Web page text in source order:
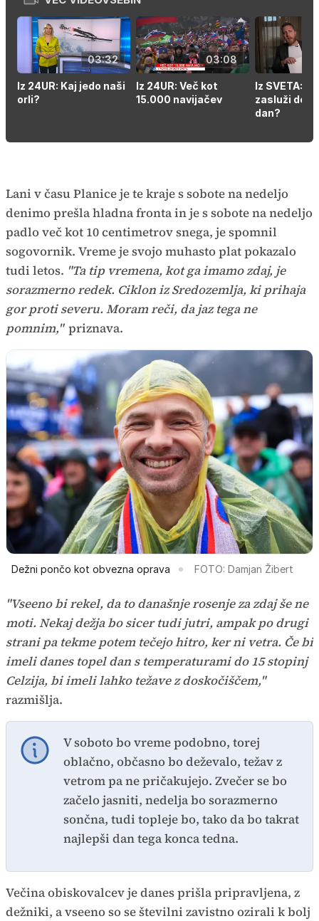
03:32
Iz 24UR: Kaj jedo naši
orli?
03:08
Iz 24UR: Več kot
15.000 navijačev
Iz SVETA:
zasluži
dan?
Lani v času Planice je te kraje s sobote na nedeljo
denimo prešla hladna fronta in je s sobote na nedeljo
padlo več kot 10 centimetrov snega, je spomnil
sogovornik. Vreme je svojo muhasto plat pokazalo
tudi letos. "Ta tip vremena, kot ga imamo zdaj, je
sorazmerno redek. Ciklon iz Sredozemlja, ki prihaja
gor proti severu. Moram reči, da jaz tega ne
pomnim," priznava.
Dežni pončo kot obvezna oprava FOTO: Damjan Žibert
"Vseeno bi rekel, da to današnje rosenje za zdaj še ne
moti. Nekaj dežja bo sicer tudi jutri, ampak po drugi
strani pa tekme potem tečejo hitro, ker ni vetra. Če bi
imeli danes topel dan s temperaturami do 15 stopinj
Celzija, bi imeli lahko težave z doskočiščem,"
razmišlja.
V soboto bo vreme podobno, torej
oblačno, občasno bo deževalo, težav z
vetrom pa ne pričakujejo. Zvečer se bo
začelo jasniti, nedelja bo sorazmerno
sončna, tudi topleje bo, tako da bo takrat
najlepši dan tega konca tedna.
Večina obiskovalcev je danes prišla pripravljena, z
dežniki, a vseeno so se številni zavistno ozirali k bolj